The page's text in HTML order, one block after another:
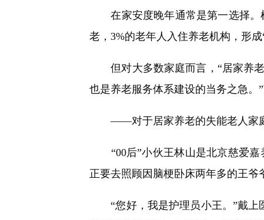
在家安度晚年通常是第一选择。
老，3%的老年人入住养老机构，形成
但对大多数家庭而言，“居家养老
也是养老服务体系建设的当务之急。
——对于居家养老的失能老人家庭
“00后”小伙王林山是北京慈爱嘉
正要去照顾因脑梗卧床两年多的王爷
“您好，我是护理员小王。”戴上